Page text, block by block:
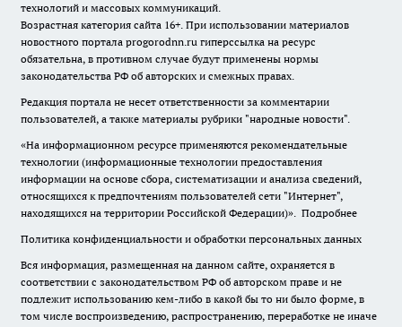
технологий и массовых коммуникаций.
Возрастная категория сайта 16+. При использовании материалов
новостного портала progorodnn.ru гиперссылка на ресурс
обязательна, в противном случае будут применены нормы
законодательства РФ об авторских и смежных правах.
Редакция портала не несет ответственности за комментарии
пользователей, а также материалы рубрики "народные новости".
«На информационном ресурсе применяются рекомендательные
технологии (информационные технологии предоставления
информации на основе сбора, систематизации и анализа сведений,
относящихся к предпочтениям пользователей сети "Интернет",
находящихся на территории Российской Федерации)». Подробнее
Политика конфиденциальности и обработки персональных данных
Вся информация, размещенная на данном сайте, охраняется в
соответствии с законодательством РФ об авторском праве и не
подлежит использованию кем-либо в какой бы то ни было форме, в
том числе воспроизведению, распространению, переработке не иначе